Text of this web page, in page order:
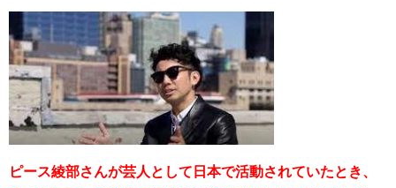
ピース綾部さんが芸人として日本で活動されていたとき、